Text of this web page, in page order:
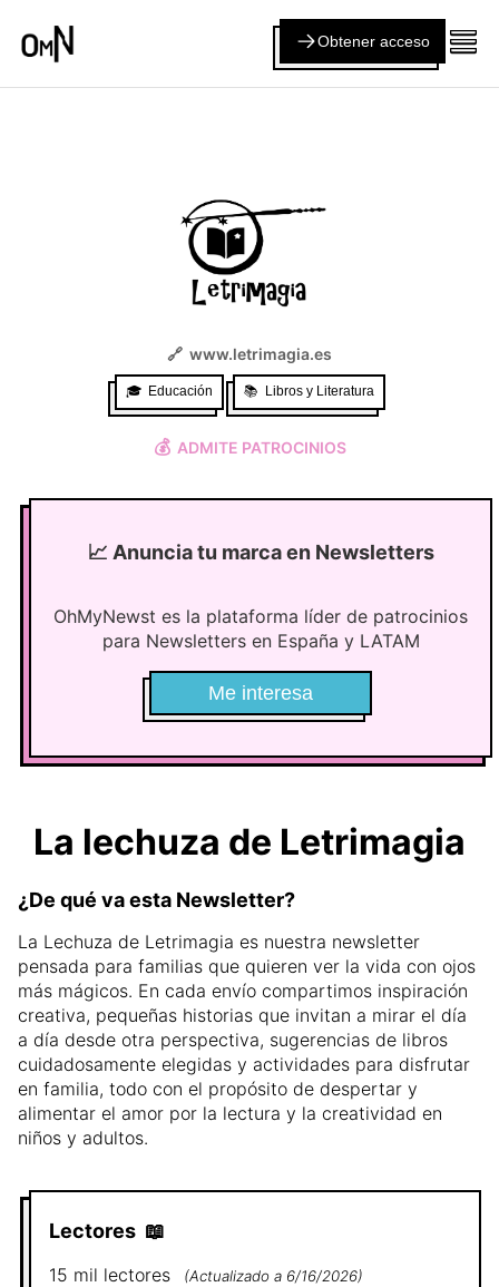
Obtener acceso
🔗 www.letrimagia.es
🎓 Educación 📚 Libros y Literatura
💰 ADMITE PATROCINIOS
📈 Anuncia tu marca en Newsletters
OhMyNewst es la plataforma líder de patrocinios
para Newsletters en España y LATAM
Me interesa
La lechuza de Letrimagia
¿De qué va esta Newsletter?
La Lechuza de Letrimagia es nuestra newsletter
pensada para familias que quieren ver la vida con ojos
más mágicos. En cada envío compartimos inspiración
creativa, pequeñas historias que invitan a mirar el día
a día desde otra perspectiva, sugerencias de libros
cuidadosamente elegidas y actividades para disfrutar
en familia, todo con el propósito de despertar y
alimentar el amor por la lectura y la creatividad en
niños y adultos.
Lectores 📖
15 mil lectores (Actualizado a 6/16/2026)